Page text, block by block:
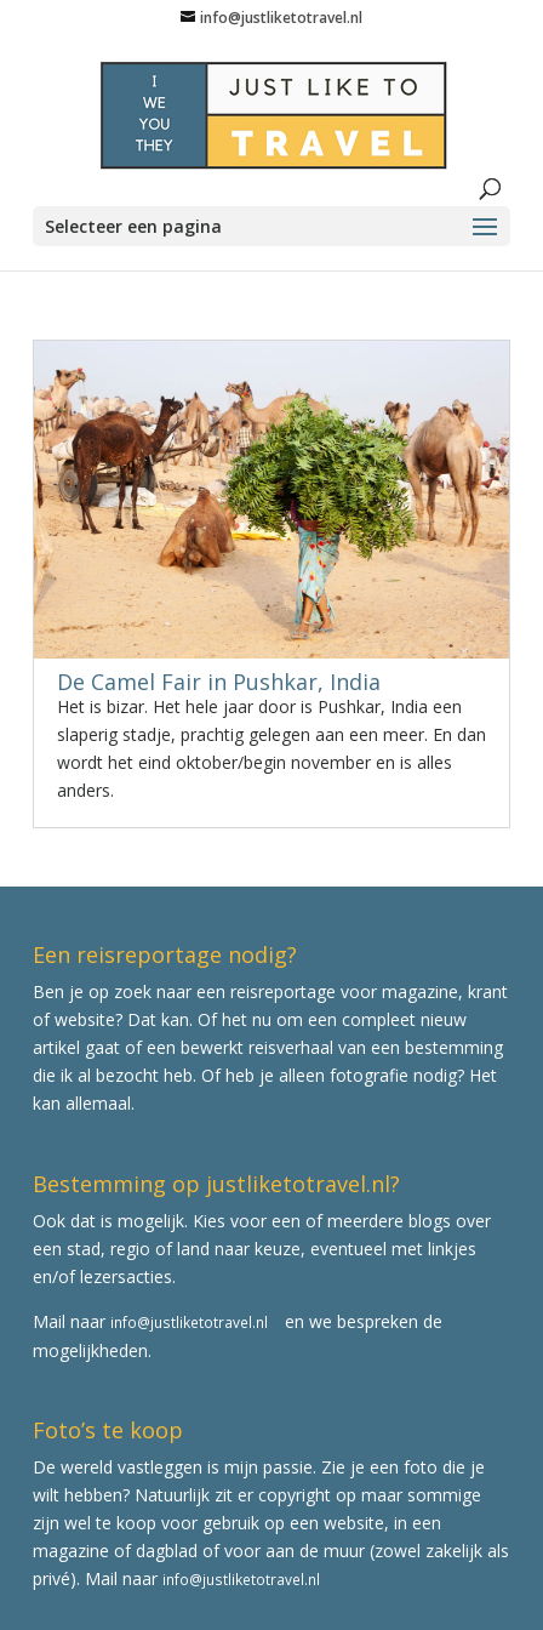
info@justliketotravel.nl
Selecteer een pagina
De Camel Fair in Pushkar, India
Het is bizar. Het hele jaar door is Pushkar, India een
slaperig stadje, prachtig gelegen aan een meer. En dan
wordt het eind oktober/begin november en is alles
anders.
Een reisreportage nodig?
Ben je op zoek naar een reisreportage voor magazine, krant
of website? Dat kan. Of het nu om een compleet nieuw
artikel gaat of een bewerkt reisverhaal van een bestemming
die ik al bezocht heb. Of heb je alleen fotografie nodig? Het
kan allemaal.
Bestemming op justliketotravel.nl?
Ook dat is mogelijk. Kies voor een of meerdere blogs over
een stad, regio of land naar keuze, eventueel met linkjes
en/of lezersacties.
Mail naar info@justliketotravel.nl
en we bespreken de
mogelijkheden.
Foto’s te koop
De wereld vastleggen is mijn passie. Zie je een foto die je
wilt hebben? Natuurlijk zit er copyright op maar sommige
zijn wel te koop voor gebruik op een website, in een
magazine of dagblad of voor aan de muur (zowel zakelijk als
privé). Mail naar info@justliketotravel.nl